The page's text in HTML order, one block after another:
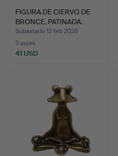
FIGURA DE CIERVO DE
BRONCE, PATINADA.
Subastado 13 feb 2026
3 pujas
41 USD